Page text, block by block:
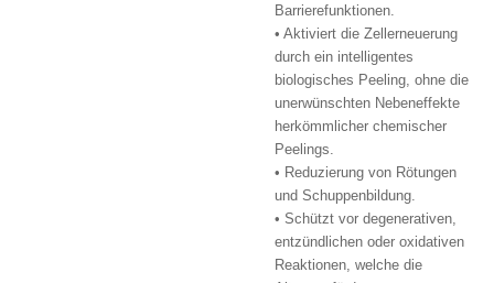
Barrierefunktionen.
• Aktiviert die Zellerneuerung
durch ein intelligentes
biologisches Peeling, ohne die
unerwünschten Nebeneffekte
herkömmlicher chemischer
Peelings.
• Reduzierung von Rötungen
und Schuppenbildung.
• Schützt vor degenerativen,
entzündlichen oder oxidativen
Reaktionen, welche die